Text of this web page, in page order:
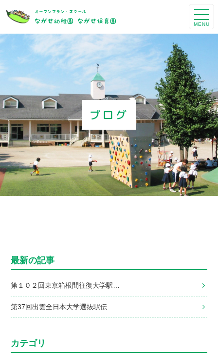
MENU
ブログ
最新の記事
第１０２回東京箱根間往復大学駅…
第37回出雲全日本大学選抜駅伝
カテゴリ